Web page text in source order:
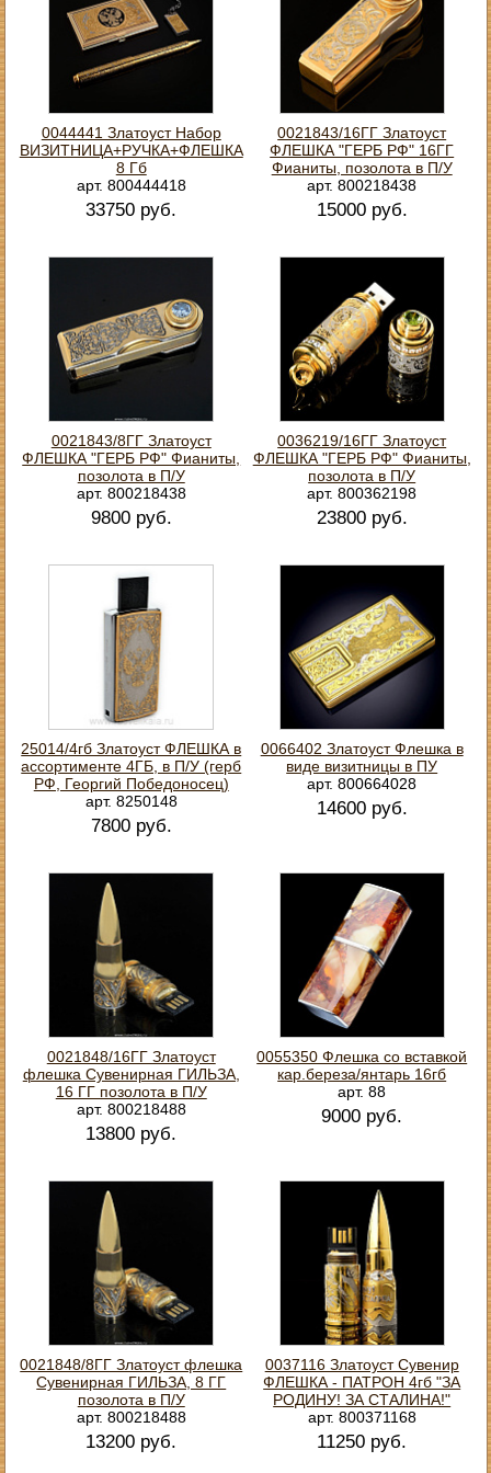
0044441 Златоуст Набор
ВИЗИТНИЦА+РУЧКА+ФЛЕШКА
8 Гб
арт. 800444418
33750 руб.
0021843/16ГГ Златоуст
ФЛЕШКА "ГЕРБ РФ" 16ГГ
Фианиты, позолота в П/У
арт. 800218438
15000 руб.
0021843/8ГГ Златоуст
ФЛЕШКА "ГЕРБ РФ" Фианиты,
позолота в П/У
арт. 800218438
9800 руб.
0036219/16ГГ Златоуст
ФЛЕШКА "ГЕРБ РФ" Фианиты,
позолота в П/У
арт. 800362198
23800 руб.
25014/4гб Златоуст ФЛЕШКА в
ассортименте 4ГБ, в П/У (герб
РФ, Георгий Победоносец)
арт. 8250148
7800 руб.
0066402 Златоуст Флешка в
виде визитницы в ПУ
арт. 800664028
14600 руб.
0021848/16ГГ Златоуст
флешка Сувенирная ГИЛЬЗА,
16 ГГ позолота в П/У
арт. 800218488
13800 руб.
0055350 Флешка со вставкой
кар.береза/янтарь 16гб
арт. 88
9000 руб.
0021848/8ГГ Златоуст флешка
Сувенирная ГИЛЬЗА, 8 ГГ
позолота в П/У
арт. 800218488
13200 руб.
0037116 Златоуст Сувенир
ФЛЕШКА - ПАТРОН 4гб "ЗА
РОДИНУ! ЗА СТАЛИНА!"
арт. 800371168
11250 руб.